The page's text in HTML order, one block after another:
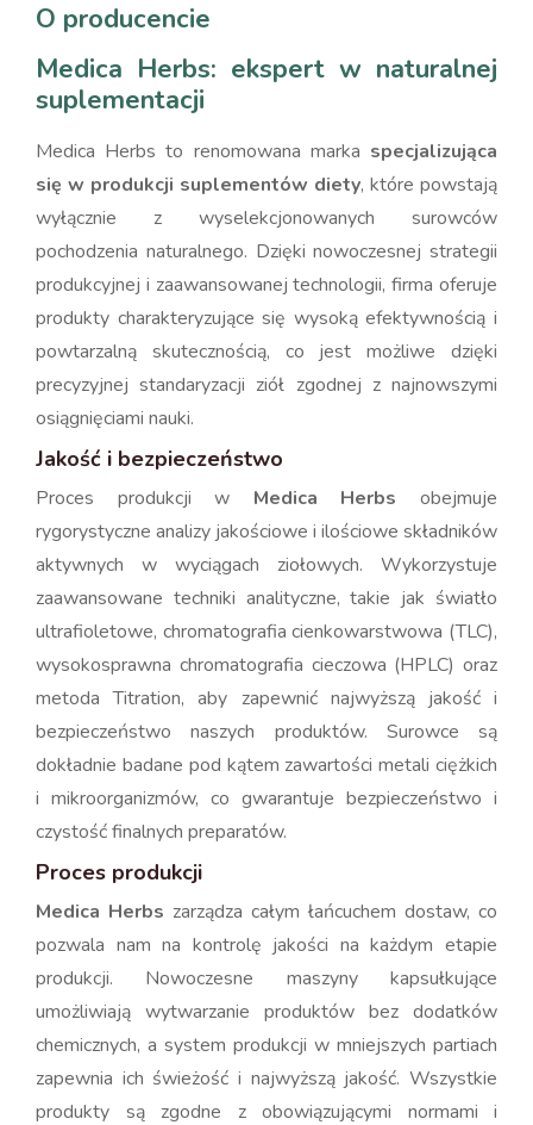
O producencie
Medica Herbs: ekspert w naturalnej
suplementacji
Medica Herbs to renomowana marka specjalizująca
się w produkcji suplementów diety, które powstają
wyłącznie z wyselekcjonowanych surowców
pochodzenia naturalnego. Dzięki nowoczesnej strategii
produkcyjnej i zaawansowanej technologii, firma oferuje
produkty charakteryzujące się wysoką efektywnością i
powtarzalną skutecznością, co jest możliwe dzięki
precyzyjnej standaryzacji ziół zgodnej z najnowszymi
osiągnięciami nauki.
Jakość i bezpieczeństwo
Proces produkcji w Medica Herbs obejmuje
rygorystyczne analizy jakościowe i ilościowe składników
aktywnych w wyciągach ziołowych. Wykorzystuje
zaawansowane techniki analityczne, takie jak światło
ultrafioletowe, chromatografia cienkowarstwowa (TLC),
wysokosprawna chromatografia cieczowa (HPLC) oraz
metoda Titration, aby zapewnić najwyższą jakość i
bezpieczeństwo naszych produktów. Surowce są
dokładnie badane pod kątem zawartości metali ciężkich
i mikroorganizmów, co gwarantuje bezpieczeństwo i
czystość finalnych preparatów.
Proces produkcji
Medica Herbs zarządza całym łańcuchem dostaw, co
pozwala nam na kontrolę jakości na każdym etapie
produkcji. Nowoczesne maszyny kapsułkujące
umożliwiają wytwarzanie produktów bez dodatków
chemicznych, a system produkcji w mniejszych partiach
zapewnia ich świeżość i najwyższą jakość. Wszystkie
produkty są zgodne z obowiązującymi normami i